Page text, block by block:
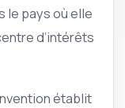
le pays où elle
d’intérêts
établit